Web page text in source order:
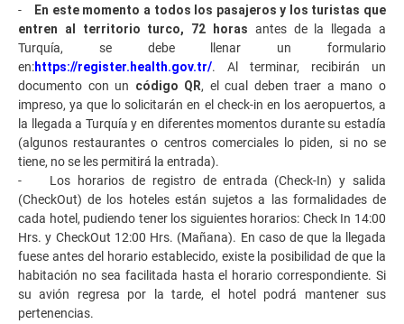
-
En este momento a todos los pasajeros y los turistas que
entren al territorio turco, 72 horas antes de la llegada a
Turquía, se debe llenar un formulario
en:https://register.health.gov.tr/. Al terminar, recibirán un
documento con un código QR, el cual deben traer a mano o
impreso, ya que lo solicitarán en el check-in en los aeropuertos, a
la llegada a Turquía y en diferentes momentos durante su estadía
(algunos restaurantes o centros comerciales lo piden, si no se
tiene, no se les permitirá la entrada).
- Los horarios de registro de entrada (Check-In) y salida
(CheckOut) de los hoteles están sujetos a las formalidades de
cada hotel, pudiendo tener los siguientes horarios: Check In 14:00
Hrs. y CheckOut 12:00 Hrs. (Mañana). En caso de que la llegada
fuese antes del horario establecido, existe la posibilidad de que la
habitación no sea facilitada hasta el horario correspondiente. Si
su avión regresa por la tarde, el hotel podrá mantener sus
pertenencias.